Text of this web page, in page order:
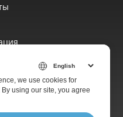
we use cookies for
using our site, you agree